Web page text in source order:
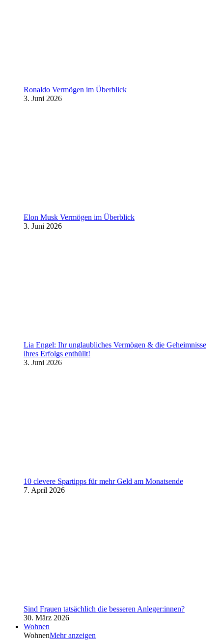
Ronaldo Vermögen im Überblick
3. Juni 2026
Elon Musk Vermögen im Überblick
3. Juni 2026
Lia Engel: Ihr unglaubliches Vermögen & die Geheimnisse
ihres Erfolgs enthüllt!
3. Juni 2026
10 clevere Spartipps für mehr Geld am Monatsende
7. April 2026
Sind Frauen tatsächlich die besseren Anleger:innen?
30. März 2026
Wohnen
WohnenMehr anzeigen